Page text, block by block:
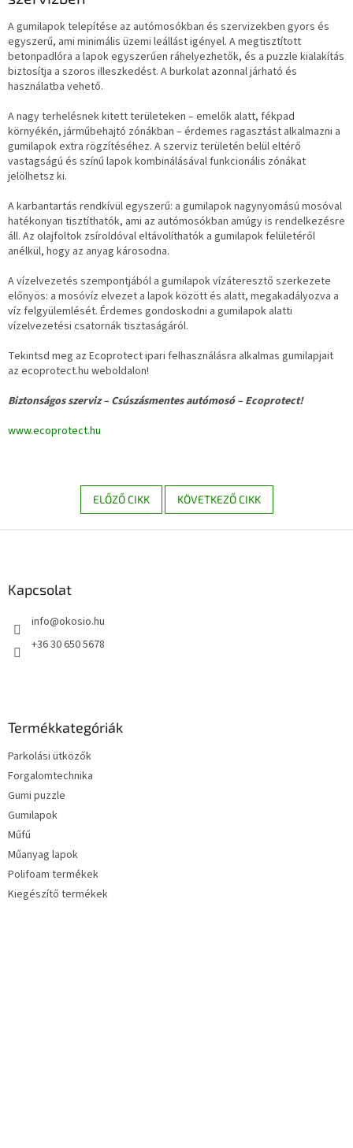
A gumilapok telepítése az autómosókban és szervizekben gyors és
egyszerű, ami minimális üzemi leállást igényel. A megtisztított
betonpadlóra a lapok egyszerűen ráhelyezhetők, és a puzzle kialakítás
biztosítja a szoros illeszkedést. A burkolat azonnal járható és
használatba vehető.
A nagy terhelésnek kitett területeken – emelők alatt, fékpad
környékén, járműbehajtó zónákban – érdemes ragasztást alkalmazni a
gumilapok extra rögzítéséhez. A szerviz területén belül eltérő
vastagságú és színű lapok kombinálásával funkcionális zónákat
jelölhetsz ki.
A karbantartás rendkívül egyszerű: a gumilapok nagynyomású mosóval
hatékonyan tisztíthatók, ami az autómosókban amúgy is rendelkezésre
áll. Az olajfoltok zsíroldóval eltávolíthatók a gumilapok felületéről
anélkül, hogy az anyag károsodna.
A vízelvezetés szempontjából a gumilapok vízáteresztő szerkezete
előnyös: a mosóvíz elvezet a lapok között és alatt, megakadályozva a
víz felgyülemlését. Érdemes gondoskodni a gumilapok alatti
vízelvezetési csatornák tisztaságáról.
Tekintsd meg az Ecoprotect ipari felhasználásra alkalmas gumilapjait
az ecoprotect.hu weboldalon!
Biztonságos szerviz – Csúszásmentes autómosó – Ecoprotect!
www.ecoprotect.hu
ELŐZŐ CIKK KÖVETKEZŐ CIKK
Kapcsolat
info@okosio.hu
+36 30 650 5678
Termékkategóriák
Parkolási ütközők
Forgalomtechnika
Gumi puzzle
Gumilapok
Műfű
Műanyag lapok
Polifoam termékek
Kiegészítő termékek